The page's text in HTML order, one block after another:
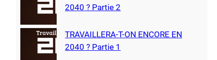
2040 ? Partie 2
TRAVAILLERA-T-ON ENCORE EN
2040 ? Partie 1